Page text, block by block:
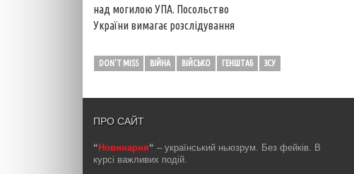
над могилою УПА. Посольство
України вимагає розслідування
DON'T MISS ВІЙНА ВІЙСЬКО ГЕНШТАБ ЗСУ
ПРО САЙТ
“Новинарня“ – український ньюзрум. Без фейків. В
курсі важливих подій.